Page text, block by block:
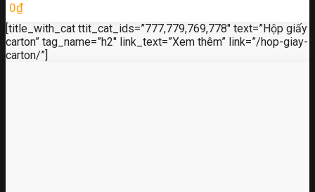
0₫
[title_with_cat ttit_cat_ids=”777,779,769,778″ text=”Hộp giấy
carton” tag_name=”h2″ link_text=”Xem thêm” link=”/hop-giay-
carton/”]